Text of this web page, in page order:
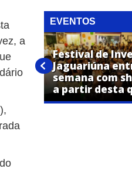
a
EVENTOS
Festival de
Jaguariúna
semana com
a partir desta